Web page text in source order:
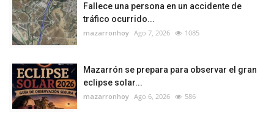
Fallece una persona en un accidente de
tráfico ocurrido...
mazarronhoy Ago 7, 2026 1085
Mazarrón se prepara para observar el gran
eclipse solar...
mazarronhoy Ago 6, 2026 586